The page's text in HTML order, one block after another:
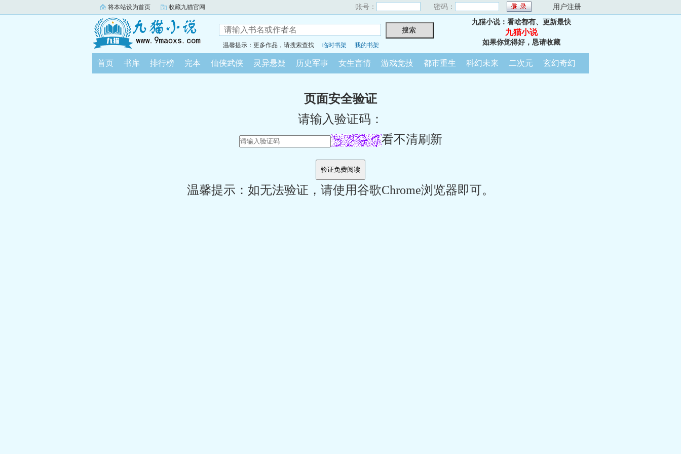
将本站设为首页 收藏九猫官网 账号： 密码： 用户注册
温馨提示：更多作品，请搜索查找 临时书架 我的书架
九猫小说：看啥都有、更新最快
九猫小说
如果你觉得好，恳请收藏
首页 书库 排行榜 完本 仙侠武侠 灵异悬疑 历史军事 女生言情 游戏竞技 都市重生 科幻未来 二次元 玄幻奇幻
页面安全验证
请输入验证码：
看不清刷新
温馨提示：如无法验证，请使用谷歌Chrome浏览器即可。